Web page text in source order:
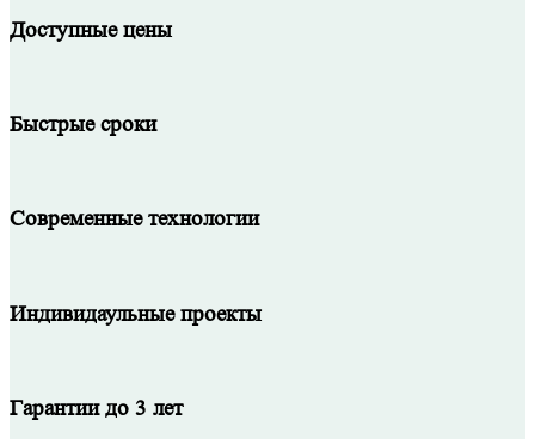
Доступные цены
Быстрые сроки
Современные технологии
Индивидаульные проекты
Гарантии до 3 лет